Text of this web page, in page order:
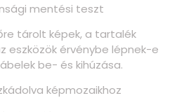
mentési teszt
tárolt képek, a tartalék
eszközök érvénybe lépnek-e
be- és kihúzása.
képmozaikhoz